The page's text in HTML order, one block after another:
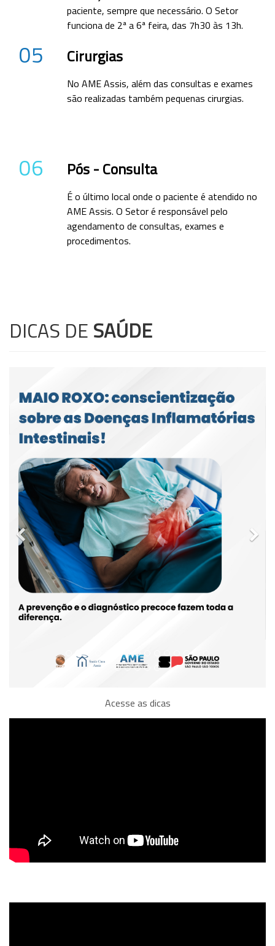
paciente, sempre que necessário. O Setor
funciona de 2ª a 6ª feira, das 7h30 às 13h.
05 Cirurgias
No AME Assis, além das consultas e exames
são realizadas também pequenas cirurgias.
06 Pós - Consulta
É o último local onde o paciente é atendido no
AME Assis. O Setor é responsável pelo
agendamento de consultas, exames e
procedimentos.
DICAS DE SAÚDE
Acesse as dicas